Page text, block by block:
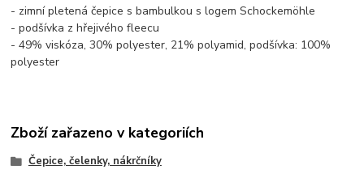
- zimní pletená čepice s bambulkou s logem Schockemöhle
- podšívka z hřejivého fleecu
- 49% viskóza, 30% polyester, 21% polyamid, podšívka: 100%
polyester
Zboží zařazeno v kategoriích
Čepice, čelenky, nákrčníky